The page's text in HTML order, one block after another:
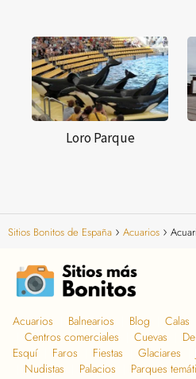
Loro Parque
Sitios Bonitos de España Acuarios
Acuarios Balnearios Blog Calas
Centros comerciales
Cuevas
Esquí
Faros Fiestas Glaciares
Nudistas
Palacios Parques